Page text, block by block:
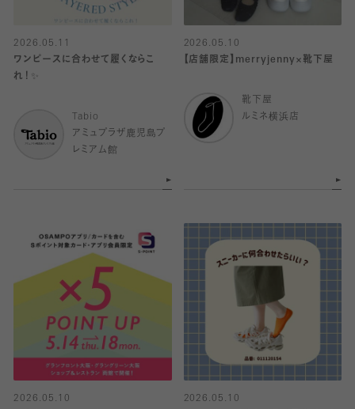
2026.05.11
ワンピースに合わせて履くならこ
れ！✨
Tabio
アミュプラザ鹿児島プ
レミアム館
2026.05.10
【店舗限定】merryjenny×靴下屋
靴下屋
ルミネ横浜店
2026.05.10
2026.05.10